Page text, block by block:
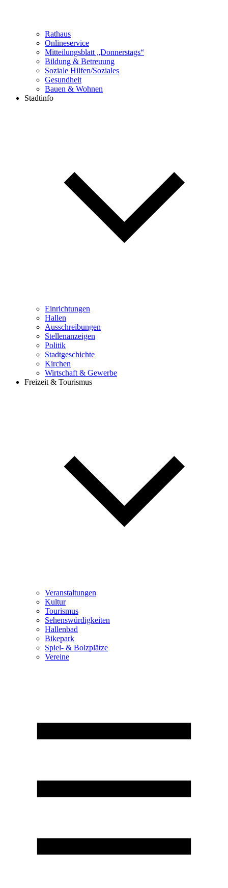
Rathaus
Onlineservice
Mitteilungsblatt „Donnerstags“
Bildung & Betreuung
Soziale Hilfen/Soziales
Gesundheit
Bauen & Wohnen
Stadtinfo
Einrichtungen
Hallen
Ausschreibungen
Stellenanzeigen
Politik
Stadtgeschichte
Kirchen
Wirtschaft & Gewerbe
Freizeit & Tourismus
Veranstaltungen
Kultur
Tourismus
Sehenswürdigkeiten
Hallenbad
Bikepark
Spiel- & Bolzplätze
Vereine